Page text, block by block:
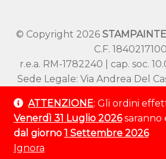
ATTENZIONE: Gli ordini
Venerdì 31 Luglio 2026saranno
dal giorno 1 Settembre 2026
Ignora
© Copyright 2026
C.F.
r.e.a. RM-1782240 | cap. soc.
Sede Legale: Via Andrea Del
Sede Operativa: Viale SS
00144 Roma
Tel:+39 320 9529